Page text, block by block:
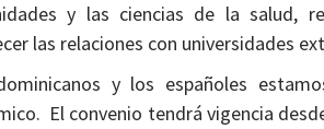
y las ciencias de la salud,
las relaciones con universidades
y los españoles
El convenio tendrá vigencia